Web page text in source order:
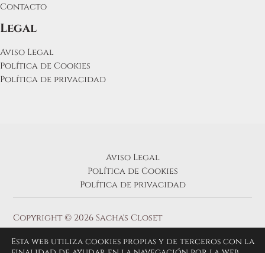
Contacto
Legal
Aviso Legal
Política de Cookies
Política de privacidad
Aviso Legal
Política de Cookies
Política de privacidad
Copyright © 2026 Sacha's Closet
Esta web utiliza cookies propias y de terceros con la